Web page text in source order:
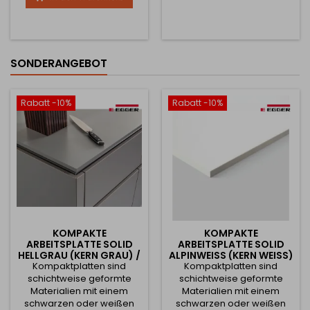
Bodenunebenheiten und
120 mm 150 mm Jede Höhe
bietet die Möglichkeit
SONDERANGEBOT
Rabatt -10%
KOMPAKTE
ARBEITSPLATTE SOLID
HELLGRAU (KERN GRAU) /
U7081/ST76
Kompaktplatten sind
schichtweise geformte
Materialien mit einem
schwarzen oder weißen
Rabatt -10%
KOMPAKTE
ARBEITSPLATTE SOLID
ALPINWEISS (KERN WEISS) /
W1101/ST76
Kompaktplatten sind
schichtweise geformte
Materialien mit einem
schwarzen oder weißen